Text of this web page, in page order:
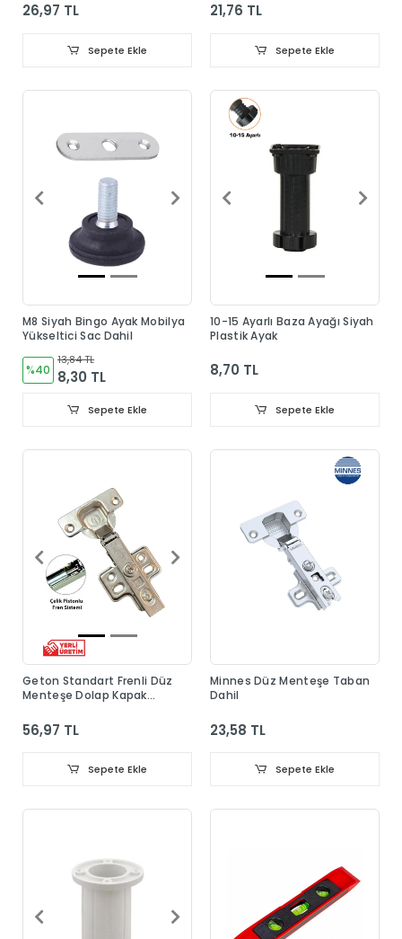
26,97 TL
Sepete Ekle
21,76 TL
Sepete Ekle
M8 Siyah Bingo Ayak Mobilya
Yükseltici Sac Dahil
%40
13,84 TL
8,30 TL
Sepete Ekle
10-15 Ayarlı Baza Ayağı Siyah
Plastik Ayak
8,70 TL
Sepete Ekle
Geton Standart Frenli Düz
Menteşe Dolap Kapak
56,97 TL
Sepete Ekle
Minnes Düz Menteşe Taban
Dahil
23,58 TL
Sepete Ekle